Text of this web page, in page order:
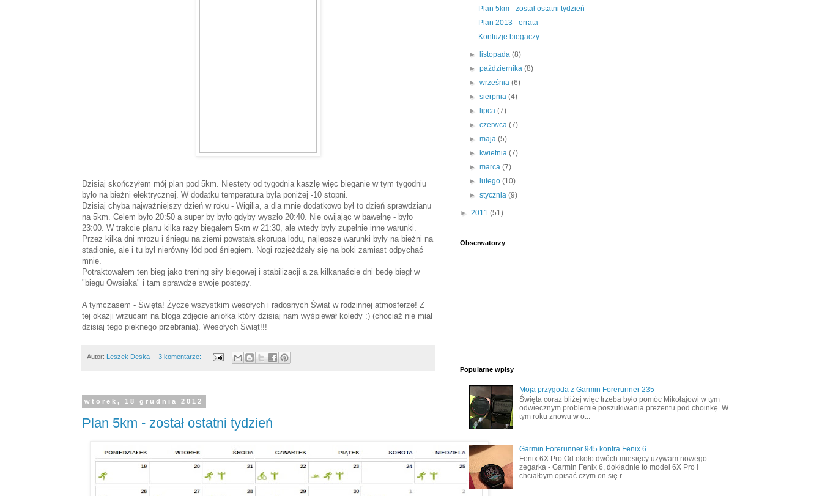
Dzisiaj skończyłem mój plan pod 5km. Niestety od tygodnia kaszlę więc bieganie w tym tygodniu
było na bieżni elektrycznej. W dodatku temperatura była poniżej -10 stopni.
Dzisiaj chyba najważniejszy dzień w roku - Wigilia, a dla mnie dodatkowo był to dzień sprawdzianu
na 5km. Celem było 20:50 a super by było gdyby wyszło 20:40. Nie owijając w bawełnę - było
23:00. W trakcie planu kilka razy biegałem 5km w 21:30, ale wtedy były zupełnie inne warunki.
Przez kilka dni mrozu i śniegu na ziemi powstała skorupa lodu, najlepsze warunki były na bieżni na
stadionie, ale i tu był nierówny lód pod śniegiem. Nogi rozjeżdżały się na boki zamiast odpychać
mnie.
Potraktowałem ten bieg jako trening siły biegowej i stabilizacji a za kilkanaście dni będę biegł w
"biegu Owsiaka" i tam sprawdzę swoje postępy.
A tymczasem - Święta! Życzę wszystkim wesołych i radosnych Świąt w rodzinnej atmosferze! Z
tej okazji wrzucam na bloga zdjęcie aniołka który dzisiaj nam wyśpiewał kolędy :) (chociaż nie miał
dzisiaj tego pięknego przebrania). Wesołych Świąt!!!
Autor: Leszek Deska 3 komentarze:
wtorek, 18 grudnia 2012
Plan 5km - został ostatni tydzień
Plan 5km - został ostatni tydzień
Plan 2013 - errata
Kontuzje biegaczy
► listopada(8)
►października(8)
►września(6)
►sierpnia(4)
►
lipca(7)
►czerwca(7)
►maja(5)
►
kwietnia(7)
►marca(7)
►
lutego(10)
►stycznia(9)
► 2011 (51)
Obserwatorzy
Popularne wpisy
Moja przygoda z Garmin Forerunner 235
Święta coraz bliżej więc trzeba było pomóc Mikołajowi w tym
odwiecznym problemie poszukiwania prezentu pod choinkę. W
tym roku znowu w o...
Garmin Forerunner 945 kontra Fenix 6
Fenix 6X Pro Od około dwóch miesięcy używam nowego
zegarka - Garmin Fenix 6, dokładnie to model 6X Pro i
chciałbym opisać czym on się r...